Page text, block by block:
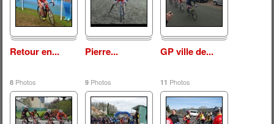
Retour en...
8Photos
Pierre...
9Photos
GP ville de...
11 Photos